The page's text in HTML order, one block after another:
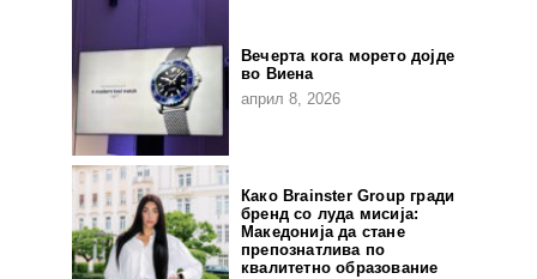
Вечерта кога морето дојде
во Виена
април 8, 2026
Како Brainster Group гради
бренд со луда мисија:
Македонија да стане
препознатлива по
квалитетно образование